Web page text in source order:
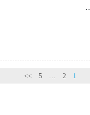
1
2
…
5
>>